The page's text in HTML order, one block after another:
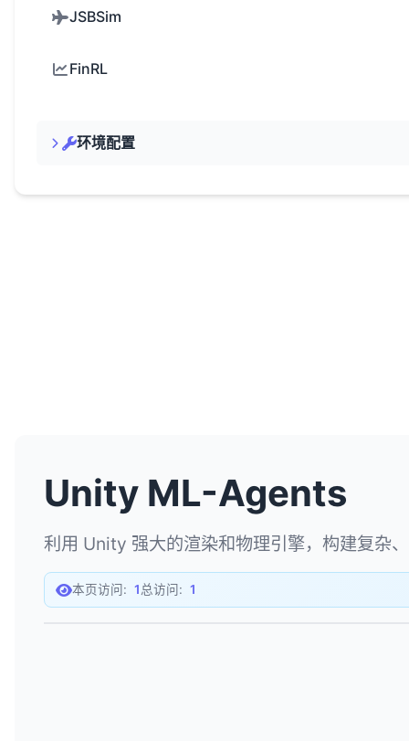
JSBSim
FinRL
环境配置
Unity ML-Agents
利用 Unity 强大的渲染和物理引擎，构建复杂
本页访问: 1总访问: 1